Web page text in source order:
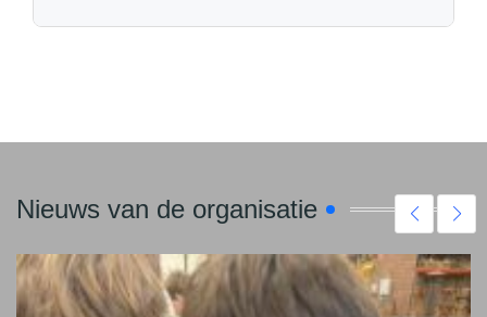
Nieuws van de organisatie